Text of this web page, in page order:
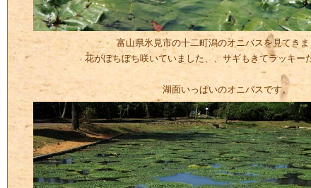
富山県氷見市の十二町潟のオニバスを見てき
花がぼちぼち咲いていました、、サギもきてラッキー
湖面いっぱいのオニバスです。